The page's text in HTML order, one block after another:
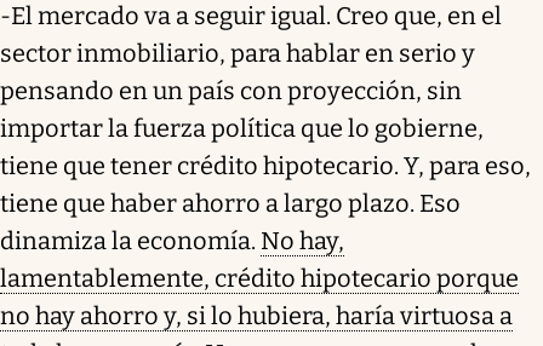
-El mercado va a seguir igual. Creo que, en el
sector inmobiliario, para hablar en serio y
pensando en un país con proyección, sin
importar la fuerza política que lo gobierne,
tiene que tener crédito hipotecario. Y, para eso,
tiene que haber ahorro a largo plazo. Eso
dinamiza la economía. No hay,
lamentablemente, crédito hipotecario porque
no hay ahorro y, si lo hubiera, haría virtuosa a